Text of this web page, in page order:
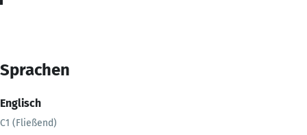
Sprachen
Englisch
C1 (Fließend)